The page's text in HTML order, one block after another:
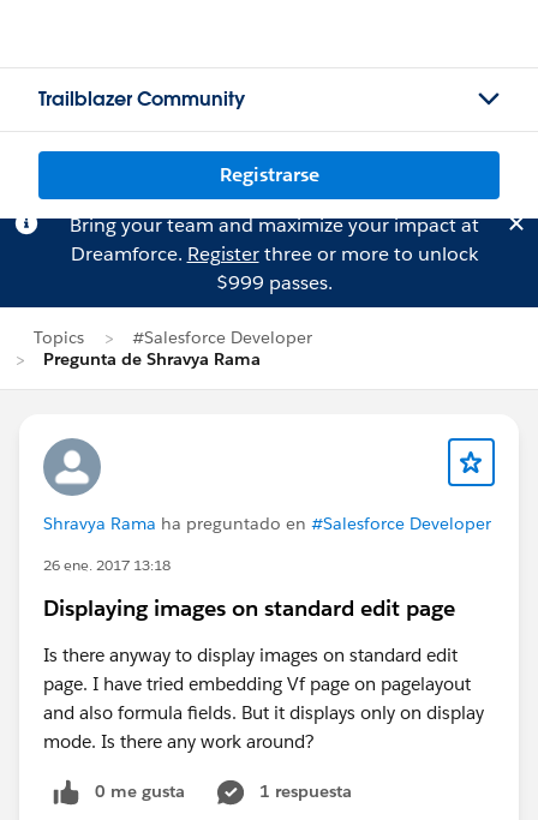
Trailblazer Community
Registrarse
Bring your team and maximize your impact at
Dreamforce. Registerthree or more to unlock
$999 passes.
Topics
#Salesforce Developer
Pregunta de Shravya Rama
Shravya Rama ha preguntado en #Salesforce Developer
26 ene. 2017 13:18
Displaying images on standard edit page
Is there anyway to display images on standard edit
page. I have tried embedding Vf page on pagelayout
and also formula fields. But it displays only on display
mode. Is there any work around?
0 me gusta
1 respuesta